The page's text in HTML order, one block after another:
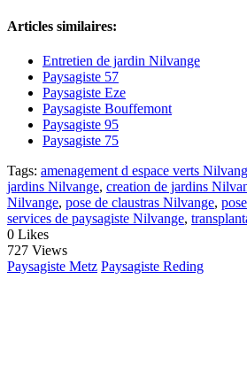
Articles similaires:
Entretien de jardin Nilvange
Paysagiste 57
Paysagiste Eze
Paysagiste Bouffemont
Paysagiste 95
Paysagiste 75
Tags: amenagement d espace verts
jardins Nilvange, creation de jardins
Nilvange, pose de claustras Nilvange,
services de paysagiste Nilvange,
0 Likes
727 Views
Paysagiste Metz Paysagiste Reding